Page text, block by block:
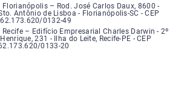
Endereço: Rodovia José Carlos, número
– Rod. José Carlos Daux, 8600 -
Antônio de Lisboa - Florianópolis-SC - CEP
0132-49
Endereço: Edifício Empresarial Charles Darwin,
– Edifício Empresarial Charles Darwin - 2º
231 - Ilha do Leite, Recife-PE - CEP
0133-20